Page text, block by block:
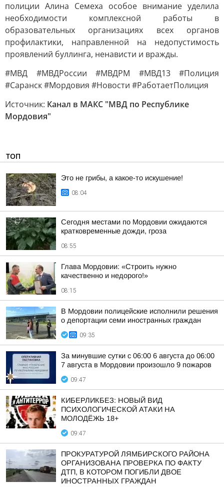
полиции Алина Семеха особое внимание уделила
необходимости комплексной работы в
образовательных организациях всех органов
профилактики, направленной на недопустимость
проявлений буллинга, ненависти и вражды.
#МВД #МВДРоссии #МВДРМ #МВД13 #Полиция
#Саранск #Мордовия #Новости #РаботаетПолиция
Источник: Канал в МАКС "МВД по Республике
Мордовия"
ТОП
Это не грибы, а какое-то искушение!
08:04
Сегодня местами по Мордовии ожидаются
кратковременные дожди, гроза
08:55
Глава Мордовии: «Строить нужно
качественно и недорого!»
08:15
В Мордовии полицейские исполнили решения
о депортации семи иностранных граждан
09:35
За минувшие сутки с 06:00 6 августа до 06:00
7 августа в Мордовии произошло 9 пожаров
09:47
КИБЕРЛИКБЕЗ: НОВЫЙ ВИД
ПСИХОЛОГИЧЕСКОЙ АТАКИ НА
МОЛОДЁЖЬ 18+
09:47
ПРОКУРАТУРОЙ ЛЯМБИРСКОГО РАЙОНА
ОРГАНИЗОВАНА ПРОВЕРКА ПО ФАКТУ
ДТП, В КОТОРОМ ПОГИБЛИ ДВОЕ
ИНОСТРАННЫХ ГРАЖДАН